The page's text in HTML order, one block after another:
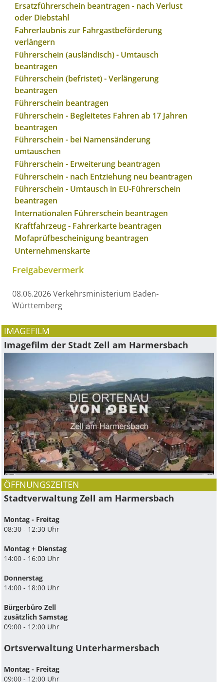
Ersatzführerschein beantragen - nach Verlust
oder Diebstahl
Fahrerlaubnis zur Fahrgastbeförderung
verlängern
Führerschein (ausländisch) - Umtausch
beantragen
Führerschein (befristet) - Verlängerung
beantragen
Führerschein beantragen
Führerschein - Begleitetes Fahren ab 17 Jahren
beantragen
Führerschein - bei Namensänderung
umtauschen
Führerschein - Erweiterung beantragen
Führerschein - nach Entziehung neu beantragen
Führerschein - Umtausch in EU-Führerschein
beantragen
Internationalen Führerschein beantragen
Kraftfahrzeug - Fahrerkarte beantragen
Mofaprüfbescheinigung beantragen
Unternehmenskarte
Freigabevermerk
08.06.2026 Verkehrsministerium Baden-
Württemberg
IMAGEFILM
Imagefilm der Stadt Zell am Harmersbach
ÖFFNUNGSZEITEN
Stadtverwaltung Zell am Harmersbach
Montag - Freitag
08:30 - 12:30 Uhr
Montag + Dienstag
14:00 - 16:00 Uhr
Donnerstag
14:00 - 18:00 Uhr
Bürgerbüro Zell
zusätzlich Samstag
09:00 - 12:00 Uhr
Ortsverwaltung Unterharmersbach
Montag - Freitag
09:00 - 12:00 Uhr